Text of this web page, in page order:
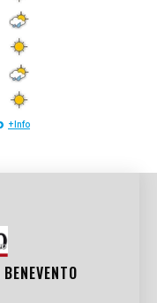
BENEVENTO